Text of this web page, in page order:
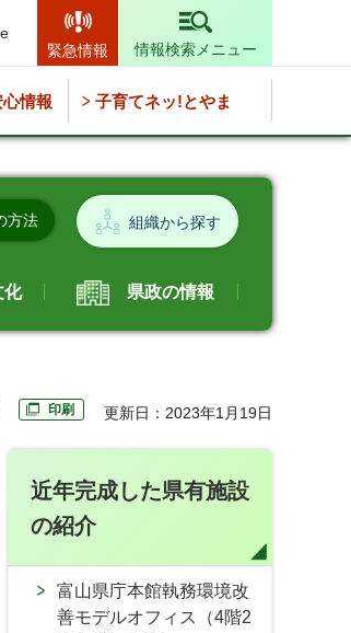
緊急情報
情報検索メニュー
情報 子育てネッ!とやま
方法 組織から探す
化 県政の情報
印刷 更新日：2023年1月19日
近年完成した県有施設
の紹介
富山県庁本館執務環境改
善モデルオフィス（4階2